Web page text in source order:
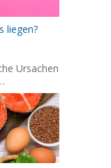
liegen?
Ursachen